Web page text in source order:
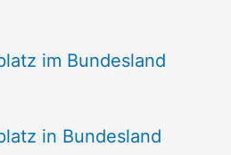
im Bundesland
in Bundesland